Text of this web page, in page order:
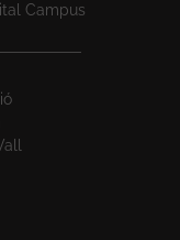
Campus